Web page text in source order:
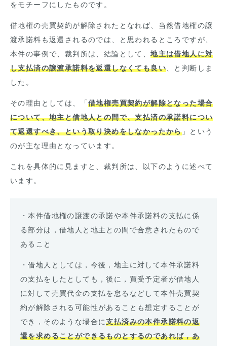
をモチーフにしたものです。
借地権の売買契約が解除されたとなれば、当然借地権の譲
渡承諾料も返還されるのでは、と思われるところですが、
本件の事例で、裁判所は、結論として、地主は借地人に対
し支払済の譲渡承諾料を返還しなくても良い 、と判断しま
した。
その理由としては、「 借地権売買契約が解除となった場合
について、地主と借地人との間で、支払済の承諾料につい
て返還すべき、という取り決めをしなかったから」という
のが主な理由となっています。
これを具体的に見ますと、裁判所は、以下のように述べて
います。
・本件借地権の譲渡の承諾や本件承諾料の支払に係
る部分は，借地人と地主との間で合意されたもので
あること
・借地人としては，今後，地主に対して本件承諾料
の支払をしたとしても，後に，買受予定者が借地人
に対して売買代金の支払を怠るなどして本件売買契
約が解除される可能性があることも想定することが
でき，そのような場合に支払済みの本件承諾料の返
還を求めることができるものとするのであれば，あ